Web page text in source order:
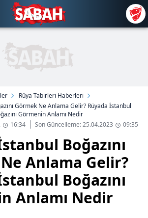
Rüya Tabirleri Haberleri
Görmek Ne Anlama Gelir? Rüyada İstanbul
Görmenin Anlamı Nedir
16:34 Son Güncelleme: 25.04.2023 09:35
Boğazını
Anlama Gelir?
Boğazını
Anlamı Nedir